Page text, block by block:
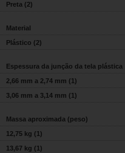
Preta (2)
Material
Plástico (2)
Espessura da junção da tela plástica
2,66 mm a 2,74 mm (1)
3,06 mm a 3,14 mm (1)
Massa aproximada (peso)
12,75 kg (1)
13,67 kg (1)